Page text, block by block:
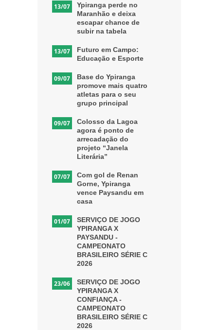
13/07
Ypiranga perde no
Maranhão e deixa
escapar chance de
subir na tabela
13/07
Futuro em Campo:
Educação e Esporte
09/07
Base do Ypiranga
promove mais quatro
atletas para o seu
grupo principal
09/07
Colosso da Lagoa
agora é ponto de
arrecadação do
projeto “Janela
Literária”
07/07
Com gol de Renan
Gorne, Ypiranga
vence Paysandu em
casa
01/07
SERVIÇO DE JOGO
YPIRANGA X
PAYSANDU -
CAMPEONATO
BRASILEIRO SÉRIE C
2026
23/06
SERVIÇO DE JOGO
YPIRANGA X
CONFIANÇA -
CAMPEONATO
BRASILEIRO SÉRIE C
2026